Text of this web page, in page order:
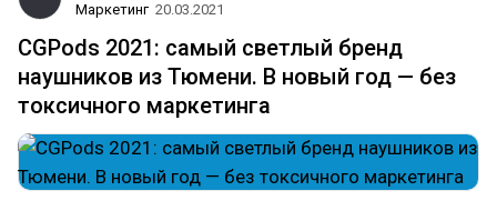
Маркетинг 20.03.2021
CGPods 2021: самый светлый бренд
наушников из Тюмени. В новый год — без
токсичного маркетинга